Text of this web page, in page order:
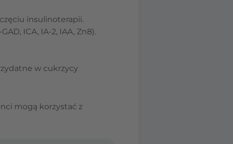
insulinoterapii.
ICA, IA-2, IAA, Zn8).
w cukrzycy
mogą korzystać z